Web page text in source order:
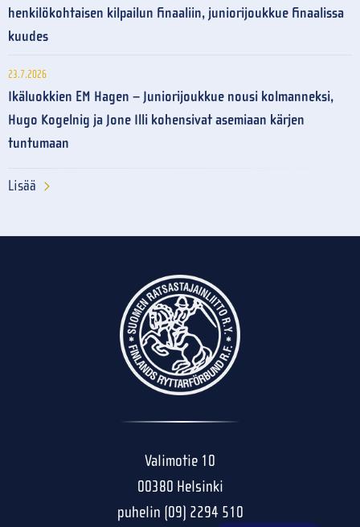
henkilökohtaisen kilpailun finaaliin, juniorijoukkue finaalissa
kuudes
23.7.2026
Ikäluokkien EM Hagen – Juniorijoukkue nousi kolmanneksi,
Hugo Kogelnig ja Jone Illi kohensivat asemiaan kärjen
tuntumaan
Lisää
Valimotie 10
00380 Helsinki
puhelin (09) 2294 510